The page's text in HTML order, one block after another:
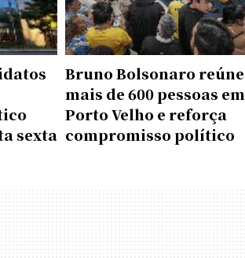
sexta
Bruno Bolsonaro reúne
mais de 600 pessoas em
Porto Velho e reforça
compromisso político